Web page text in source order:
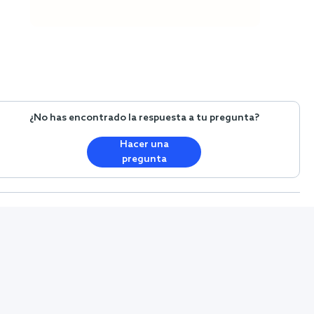
¿No has encontrado la respuesta a tu pregunta?
Hacer una
pregunta